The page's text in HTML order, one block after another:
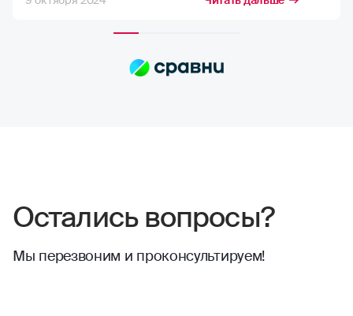
полностью устраивает расчёт страховых
договору, и их хватает на качественный
Остались вопросы?
Мы перезвоним и проконсультируем!